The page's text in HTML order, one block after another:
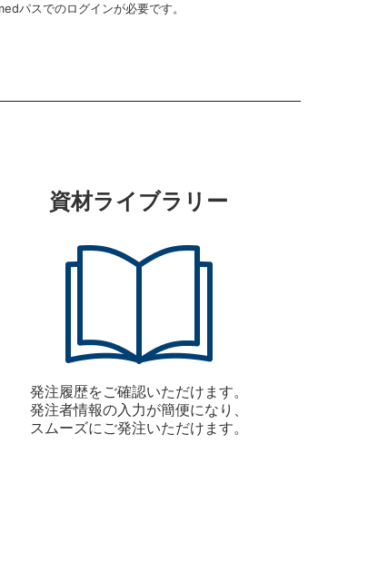
パスでのログインが必要です。
資材ライブラリー
発注履歴をご確認いただけます。
発注者情報の入力が簡便になり、
スムーズにご発注いただけます。